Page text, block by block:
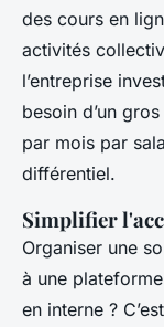
des cours en
activités
l’entreprise
besoin d’un
par mois par
différentiel.
Simplifier
Organiser une
à une
en interne ?